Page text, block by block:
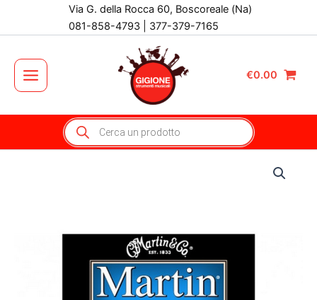
Via G. della Rocca 60, Boscoreale (Na)
081-858-4793 | 377-379-7165
Main
Menu
€0.00
Products
search